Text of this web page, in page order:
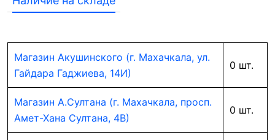
Магазин Акушинского (г. Махачкала, ул.
Гайдара Гаджиева, 14И)
0 шт.
Магазин А.Султана (г. Махачкала, просп.
Амет-Хана Султана, 4В)
0 шт.